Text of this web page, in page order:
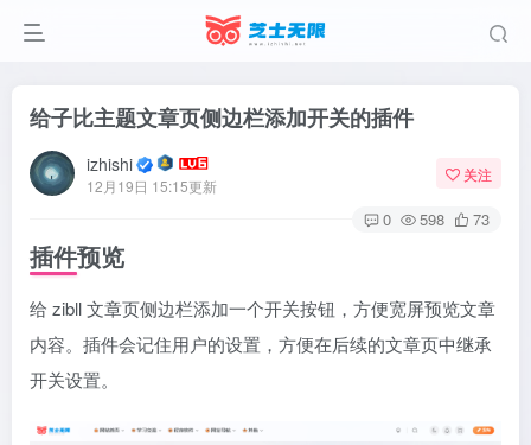
给子比主题文章页侧边栏添加开关的插件
izhishi
12月19日 15:15更新
关注
0 598 73
插件预览
给 zibll 文章页侧边栏添加一个开关按钮，方便宽屏预览文章
内容。插件会记住用户的设置，方便在后续的文章页中继承
开关设置。